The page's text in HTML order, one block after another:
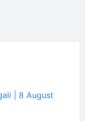
| 8 August